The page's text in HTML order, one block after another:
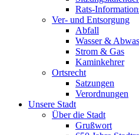
Rats-
Ver- und Entsorgung
Abfall
Wasser &
Strom & Gas
Kaminkehrer
Ortsrecht
Satzungen
Verordnungen
Unsere Stadt
Über die Stadt
Grußwort